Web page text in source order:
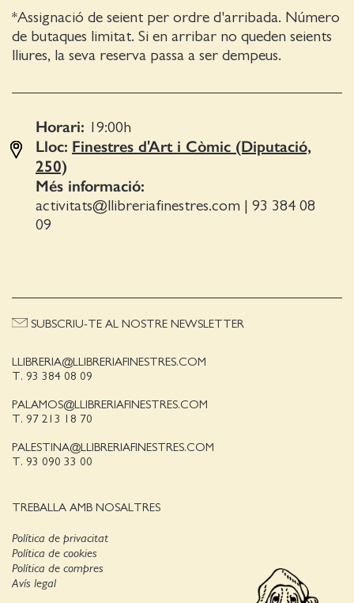
*Assignació de seient per ordre d'arribada. Número
de butaques limitat. Si en arribar no queden seients
lliures, la seva reserva passa a ser dempeus.
Horari: 19:00 h
Lloc: Finestres d'Art i Còmic (Diputació,
250)
Més informació:
activitats@llibreriafinestres.com
93 384 08
09
LLIBRERIA@LLIBRERIAFINESTRES.COM
T. 93 384 08 09
PALAMOS@LLIBRERIAFINESTRES.COM
T. 97 213 18 70
PALESTINA@LLIBRERIAFINESTRES.COM
T. 93 090 33 00
TREBALLA AMB NOSALTRES
SUBSCRIU-TE AL NOSTRE NEWSLETTER
Política de privacitat
Política de cookies
Avís legal
Política de compres